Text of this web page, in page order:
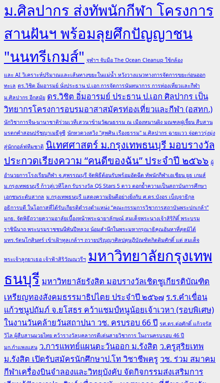
ม.ศิลปากร ส่งทัพนักกีฬา โครงการ
สานฝันฯ พร้อมลุยศึกปัญญาชน
"นนทรีเกมส์" จุฬาฯ จับมือ The Ocean Cleanup ใช้กล้อง
และ AI วิเคราะห์ปริมาณและเส้นทางขยะในแม่น้ำ หวังวางแนวทางการจัดการขยะก่อนออก
ทะเล ดร.วิชิต อิ่มอารมย์ นั่งประธาน ป.เอก การจัดการนันทนาการ การท่องเที่ยวและกีฬา
ม.ศิลปากร อีกสมัย ดร.วิชิต อิ่มอารมย์ ประธาน ป.เอก ศิลปากร เป็น
วิทยากรโครงการอบรมอาสาสมัครท่องเที่ยวและกีฬา (อสทก.)
นักวิชาการจีน-นานาชาติร่วมเวทีเสวนาข้ามวัฒนธรรม ณ เมืองหนานผิง มณฑลฝูเจี้ยน สืบสาน
มรดกคำสอนปรัชญาเมธีจูซี นักหวดวงสวิง "สุพศิน เรืองธรรม" ม.ศิลปากร ฉายแวว จ่อดาวรุ่งมุ่ง
สู่นักกอล์ฟทีมชาติ นิเทศศาสตร์ ม.กรุงเทพธนบุรี มอบรางวัล
ประกวดเรียงความ “คนดีของฉัน” ประจำปี ๒๕๖๖ ผู้
อำนวยการโรงเรียนกีฬา จ.สุพรรณบุรี จัดพิธีต้อนรับพร้อมอัดฉีด ทัพนักกีฬาเอเชียน ยูธ เกมส์
ม.กรุงเทพธนบุรี ก้าวสู่เวทีโลก รับรางวัล QS Stars 5 ดาว ตอกย้ำความเป็นสถาบันการศึกษา
เอกชนระดับสากล ม.กรุงเทพธนบุรี แสดงความยินดีอย่างยิ่งกับ ศ.ดร.บังอร เบ็ญจาธิกุล
อธิการบดี ในโอกาสที่ได้รับเกียรติดำรงตำแหน่ง “คณะกรรมการวิชาการสถาบันพระปกเกล้า”
มกธ. จัดพิธีถวายความอาลัยเบื้องหน้าพระฉายาลักษณ์ สมเด็จพระนางเจ้าสิริกิติ์ พระบรม
ราชินีนาถ พระบรมราชชนนีพันปีหลวง น้อมสำนึกในพระมหากรุณาธิคุณอันหาที่สุดมิได้
มทร.รัตนโกสินทร์ เข้าเฝ้าทูลเกล้าฯ ถวายปริญญาศิลปดุษฎีบัณฑิตกิตติมศักดิ์ แด่ สมเด็จ
พระเจ้าลูกยาเธอ เจ้าฟ้าสิริวัณณวรีฯ มหาวิทยาลัยกรุงเทพ
ธนบุรี มหาวิทยาลัยรังสิต มอบรางวัลเชิดชูเกียรติบัณฑิต
เหรียญทองสังคมธรรมาธิปไตย ประจำปี ๒๕๖๗ ร.ร.คำเขื่อน
แก้วชนูปถัมภ์ จ.ยโสธร คว้าแชมป์หนูน้อยเจ้าเวหา (รอบพิเศษ)
ในงานวันคล้ายวันสถาปนา วช. ครบรอบ 66 ปี รศ.ดร.ต่อศักดิ์ แก้วจรัส
วิไล ผู้สืบสานมวยไทย คว้ารางวัลบุคลากรดีเด่นสายวิชาการ ในงานครบรอบ 46 ปี
มก.กำแพงแสน ว.การแพทย์แผนตะวันออก ม.รังสิต ว.ครูสุริยเทพ
ม.รังสิต เปิดรับสมัครนักศึกษาป.โท วิชาชีพครู วช. ร่วม สมาคม
กีฬาเครื่องบินจำลองและวิทยุบังคับ จัดกิจกรรมส่งเสริมการ